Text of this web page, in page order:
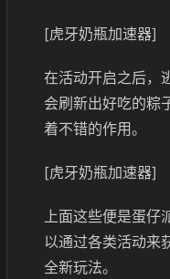
[虎牙奶瓶加速器]
在活动开启之后，
会刷新出好吃的粽
着不错的作用。
[虎牙奶瓶加速器]
上面这些便是蛋仔
以通过各类活动来
全新玩法。